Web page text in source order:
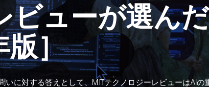
ビューが選ん
版］
に対する答えとして、MITテクノロジーレビューはAIの